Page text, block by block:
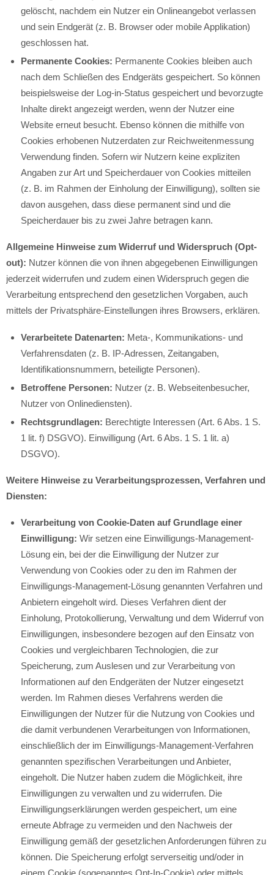
gelöscht, nachdem ein Nutzer ein Onlineangebot verlassen
und sein Endgerät (z. B. Browser oder mobile Applikation)
geschlossen hat.
Permanente Cookies: Permanente Cookies bleiben auch
nach dem Schließen des Endgeräts gespeichert. So können
beispielsweise der Log-in-Status gespeichert und bevorzugte
Inhalte direkt angezeigt werden, wenn der Nutzer eine
Website erneut besucht. Ebenso können die mithilfe von
Cookies erhobenen Nutzerdaten zur Reichweitenmessung
Verwendung finden. Sofern wir Nutzern keine expliziten
Angaben zur Art und Speicherdauer von Cookies mitteilen
(z. B. im Rahmen der Einholung der Einwilligung), sollten sie
davon ausgehen, dass diese permanent sind und die
Speicherdauer bis zu zwei Jahre betragen kann.
Allgemeine Hinweise zum Widerruf und Widerspruch (Opt-
out): Nutzer können die von ihnen abgegebenen Einwilligungen
jederzeit widerrufen und zudem einen Widerspruch gegen die
Verarbeitung entsprechend den gesetzlichen Vorgaben, auch
mittels der Privatsphäre-Einstellungen ihres Browsers, erklären.
Verarbeitete Datenarten: Meta-, Kommunikations- und
Verfahrensdaten (z. B. IP-Adressen, Zeitangaben,
Identifikationsnummern, beteiligte Personen).
Betroffene Personen: Nutzer (z. B. Webseitenbesucher,
Nutzer von Onlinediensten).
Rechtsgrundlagen: Berechtigte Interessen (Art. 6 Abs. 1 S.
1 lit. f) DSGVO). Einwilligung (Art. 6 Abs. 1 S. 1 lit. a)
DSGVO).
Weitere Hinweise zu Verarbeitungsprozessen, Verfahren und
Diensten:
Verarbeitung von Cookie-Daten auf Grundlage einer
Einwilligung:Wir setzen eine Einwilligungs-Management-
Lösung ein, bei der die Einwilligung der Nutzer zur
Verwendung von Cookies oder zu den im Rahmen der
Einwilligungs-Management-Lösung genannten Verfahren und
Anbietern eingeholt wird. Dieses Verfahren dient der
Einholung, Protokollierung, Verwaltung und dem Widerruf von
Einwilligungen, insbesondere bezogen auf den Einsatz von
Cookies und vergleichbaren Technologien, die zur
Speicherung, zum Auslesen und zur Verarbeitung von
Informationen auf den Endgeräten der Nutzer eingesetzt
werden. Im Rahmen dieses Verfahrens werden die
Einwilligungen der Nutzer für die Nutzung von Cookies und
die damit verbundenen Verarbeitungen von Informationen,
einschließlich der im Einwilligungs-Management-Verfahren
genannten spezifischen Verarbeitungen und Anbieter,
eingeholt. Die Nutzer haben zudem die Möglichkeit, ihre
Einwilligungen zu verwalten und zu widerrufen. Die
Einwilligungserklärungen werden gespeichert, um eine
erneute Abfrage zu vermeiden und den Nachweis der
Einwilligung gemäß der gesetzlichen Anforderungen führen zu
können. Die Speicherung erfolgt serverseitig und/oder in